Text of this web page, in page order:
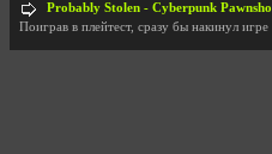
Probably Stolen - Cyberpunk Pawnshop Simulator v048c [Playtest]
Поиграв в плейтест, сразу бы накинул игре наивысши